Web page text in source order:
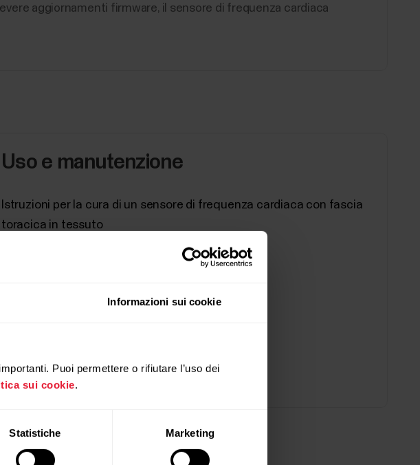
Informazioni sui cookie
Puoi permettere o rifiutare l’uso dei
sui cookie.
Statistiche Marketing
aggiornamenti firmware, il sensore di frequenza cardiaca
Uso e manutenzione
Istruzioni per la cura di un sensore di frequenza cardiaca con fascia
toracica in tessuto